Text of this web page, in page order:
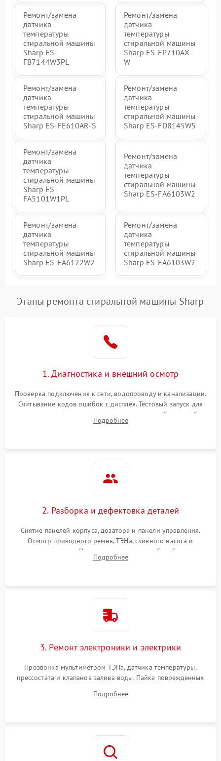
Ремонт/замена
датчика
температуры
стиральной машины
Sharp ES-
FB7144W3PL
Ремонт/замена
датчика
температуры
стиральной машины
Sharp ES-FP710AX-
W
Ремонт/замена
датчика
температуры
стиральной машины
Sharp ES-FE610AR-S
Ремонт/замена
датчика
температуры
стиральной машины
Sharp ES-FD8145W5
Ремонт/замена
датчика
температуры
стиральной машины
Sharp ES-
FA5101W1PL
Ремонт/замена
датчика
температуры
стиральной машины
Sharp ES-FA6103W2
Ремонт/замена
датчика
температуры
стиральной машины
Sharp ES-FA6122W2
Ремонт/замена
датчика
температуры
стиральной машины
Sharp ES-FA6103W2
Этапы ремонта стиральной машины Sharp
1. Диагностика и внешний осмотр
Проверка подключения к сети, водопроводу и канализации.
Считывание кодов ошибок с дисплея. Тестовый запуск для
выявления посторонних шумов, протечек или сбоев в работе
электронного модуля управления.
Подробнее
2. Разборка и дефектовка деталей
Снятие панелей корпуса, дозатора и панели управления.
Осмотр приводного ремня, ТЭНа, сливного насоса и
амортизаторов. Проверка подшипников барабана и
крестовины на износ, а манжеты люка на разрывы.
Подробнее
3. Ремонт электроники и электрики
Прозвонка мультиметром ТЭНа, датчика температуры,
прессостата и клапанов залива воды. Пайка поврежденных
Восстановление целостности проводки и контактов.
Подробнее